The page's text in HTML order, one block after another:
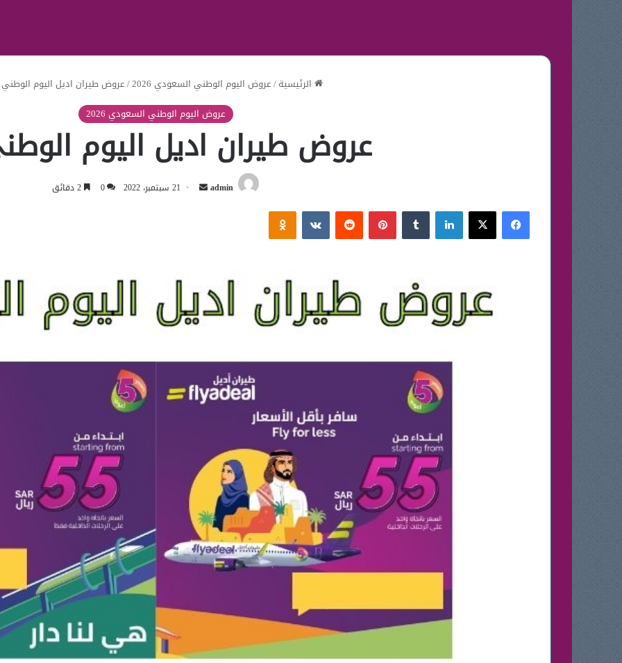
الرئيسية/عروض اليوم الوطني السعودي 2026 /عروض طيران اديل اليوم الوطني
عروض اليوم الوطني السعودي 2026
عروض طيران اديل اليوم
admin
أرسل 21 سبتمبر، 2022 0
فيسبوك‫X لينكدإن بينتيريست Odnoklassniki